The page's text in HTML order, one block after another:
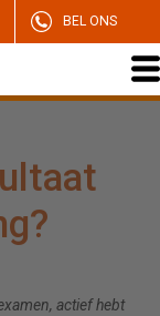
BEL ONS
actief hebt